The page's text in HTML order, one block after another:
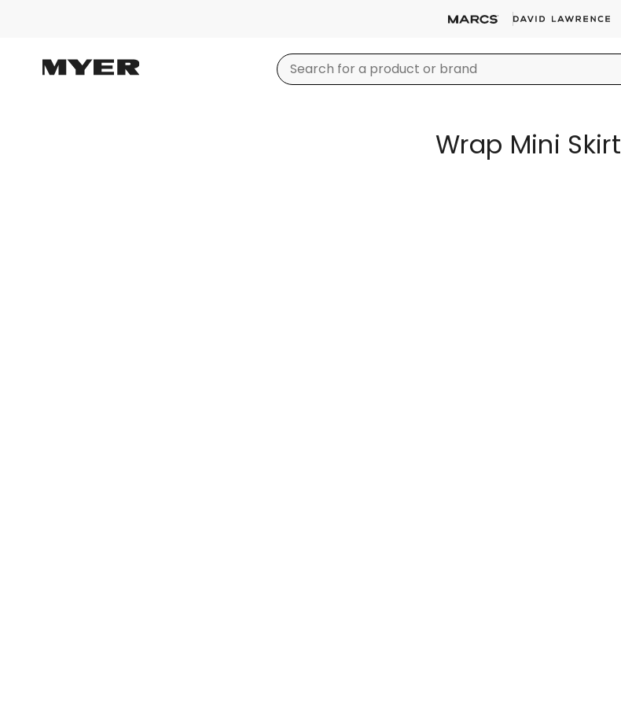
Wrap Mini Skirt